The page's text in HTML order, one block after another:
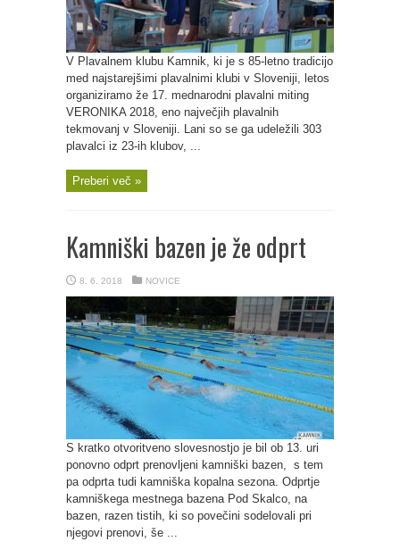
V Plavalnem klubu Kamnik, ki je s 85-letno tradicijo
med najstarejšimi plavalnimi klubi v Sloveniji, letos
organiziramo že 17. mednarodni plavalni miting
VERONIKA 2018, eno največjih plavalnih
tekmovanj v Sloveniji. Lani so se ga udeležili 303
plavalci iz 23-ih klubov, ...
Preberi več »
Kamniški bazen je že odprt
8. 6. 2018 NOVICE
S kratko otvoritveno slovesnostjo je bil ob 13. uri
ponovno odprt prenovljeni kamniški bazen, s tem
pa odprta tudi kamniška kopalna sezona. Odprtje
kamniškega mestnega bazena Pod Skalco, na
bazen, razen tistih, ki so povečini sodelovali pri
njegovi prenovi, še ...